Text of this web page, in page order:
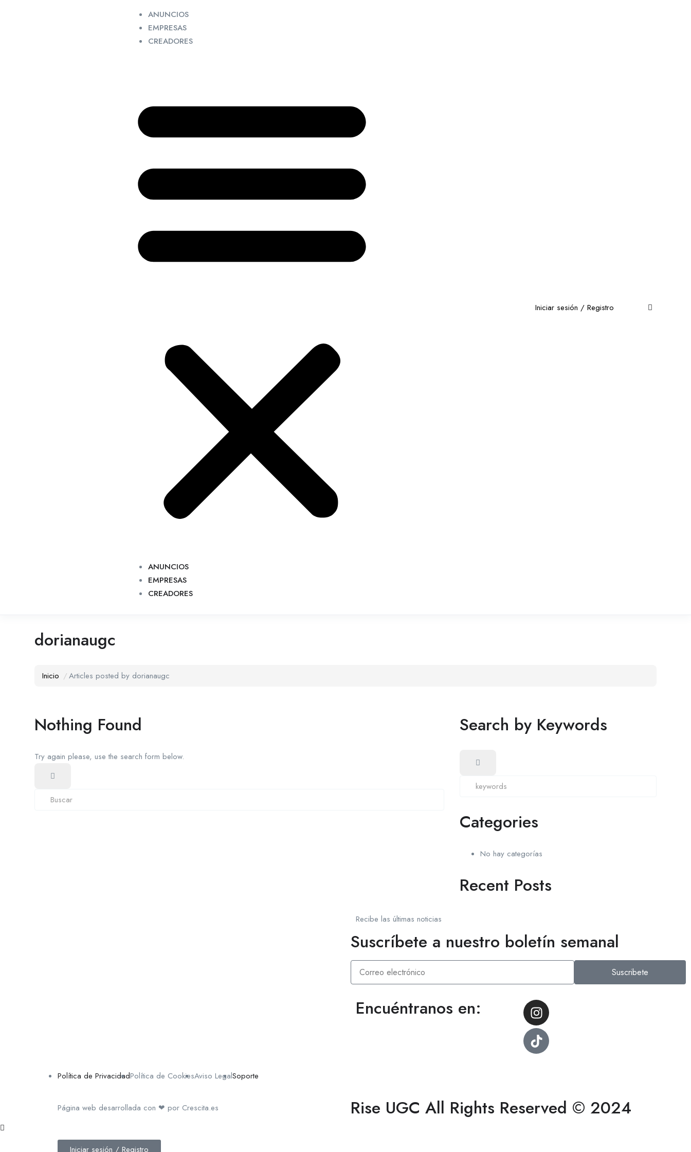
ANUNCIOS
EMPRESAS
CREADORES
ANUNCIOS
EMPRESAS
CREADORES
Iniciar sesión / Registro
dorianaugc
Inicio Articles posted by dorianaugc
Nothing Found
Try again please, use the search form below.
Search by Keywords
Categories
No hay categorías
Recent Posts
Recibe las últimas noticias
Suscríbete a nuestro boletín semanal
Suscribete
Encuéntranos en:
Política de PrivacidadPolítica de CookiesAviso LegalSoporte
Página web desarrollada con ❤ por Crescita.es Rise UGC All Rights Reserved © 2024
Iniciar sesión / Registro